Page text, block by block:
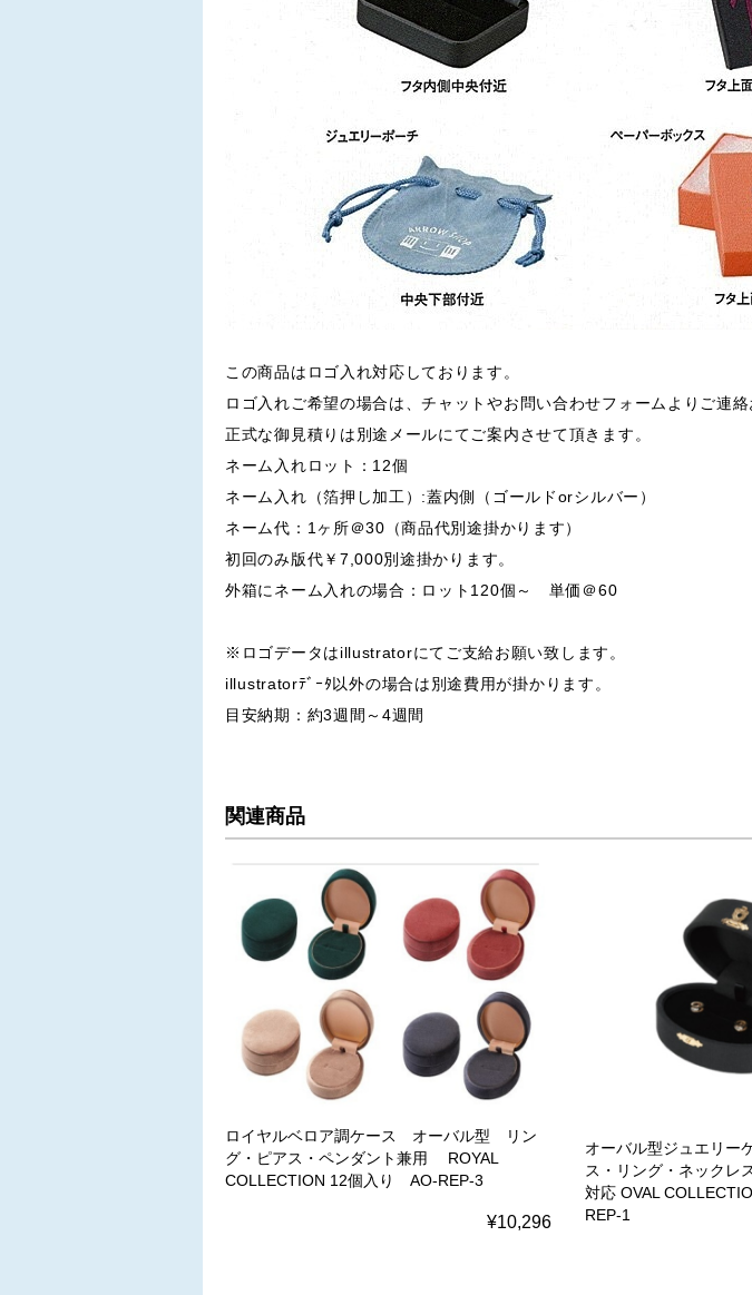
この商品はロゴ入れ対応しております。
ロゴ入れご希望の場合は、チャットやお問い合わせフォームよりご連絡
正式な御見積りは別途メールにてご案内させて頂きます。
ネーム入れロット：12個
ネーム入れ（箔押し加工）:蓋内側（ゴールドorシルバー）
ネーム代：1ヶ所＠30（商品代別途掛かります）
初回のみ版代￥7,000別途掛かります。
外箱にネーム入れの場合：ロット120個～ 単価＠60
※ロゴデータはillustratorにてご支給お願い致します。
illustratorﾃﾞｰﾀ以外の場合は別途費用が掛かります。
目安納期：約3週間～4週間
関連商品
ロイヤルベロア調ケース オーバル型 リン
グ・ピアス・ペンダント兼用 ROYAL
COLLECTION 12個入り AO-REP-3
¥10,296
オーバル型ジュエリ
ス・リング・ネックレ
対応 OVAL
REP-1